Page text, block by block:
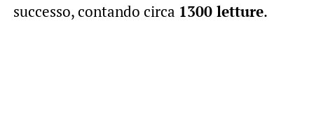
successo, contando circa 1300 letture.